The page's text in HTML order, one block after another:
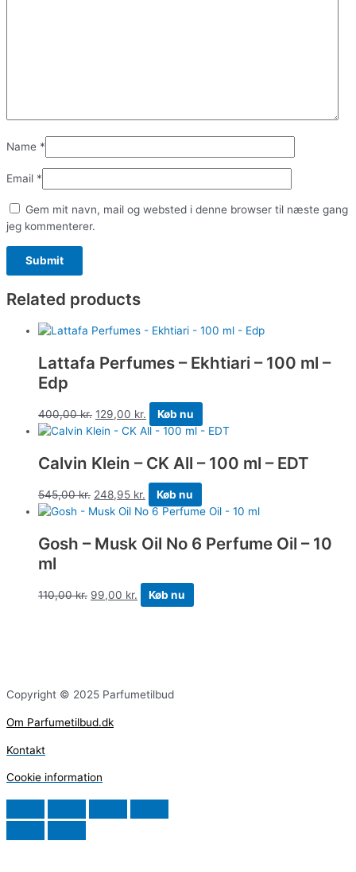
Name *
Email *
Gem mit navn, mail og websted i denne browser til næste gang
jeg kommenterer.
Related products
Lattafa Perfumes – Ekhtiari – 100 ml –
Edp
400,00kr. 129,00 kr. Køb nu
Calvin Klein – CK All – 100 ml – EDT
545,00kr. 248,95 kr. Køb nu
Gosh – Musk Oil No 6 Perfume Oil – 10
ml
110,00kr. 99,00 kr. Køb nu
Copyright © 2025 Parfumetilbud
Om Parfumetilbud.dk
Kontakt
Cookie information